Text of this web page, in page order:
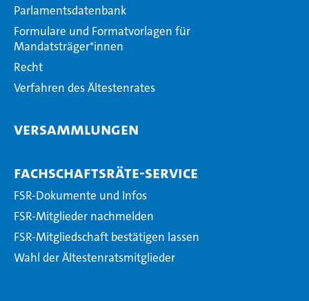
Parlamentsdatenbank
Formulare und Formatvorlagen für
Mandatsträger*innen
Recht
Verfahren des Ältestenrates
Versammlungen
Fachschaftsräte-Service
FSR-Dokumente und Infos
FSR-Mitglieder nachmelden
FSR-Mitgliedschaft bestätigen lassen
Wahl der Ältestenratsmitglieder